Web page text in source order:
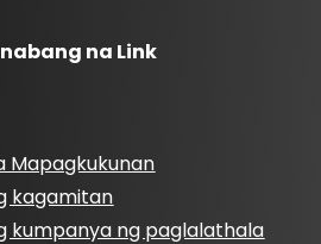
na Link
Mapagkukunan
kagamitan
kumpanya ng paglalathala